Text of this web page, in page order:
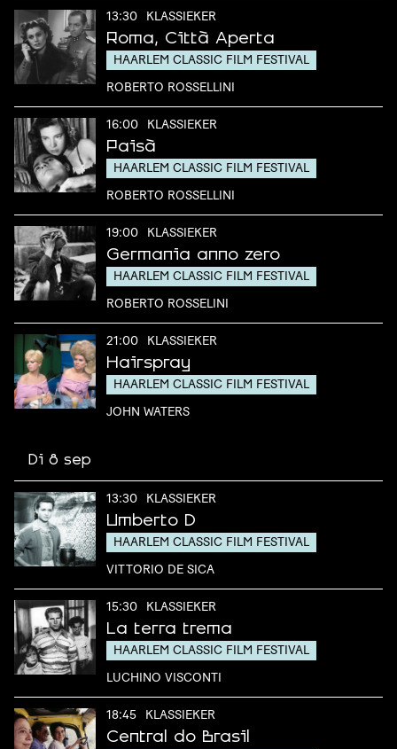
13:30 KLASSIEKER
Roma, Città Aperta
HAARLEM CLASSIC FILM FESTIVAL
ROBERTO ROSSELLINI
16:00 KLASSIEKER
Paisà
HAARLEM CLASSIC FILM FESTIVAL
ROBERTO ROSSELLINI
19:00 KLASSIEKER
Germania anno zero
HAARLEM CLASSIC FILM FESTIVAL
ROBERTO ROSSELINI
21:00 KLASSIEKER
Hairspray
HAARLEM CLASSIC FILM FESTIVAL
JOHN WATERS
Di 8 sep
13:30 KLASSIEKER
Umberto D
HAARLEM CLASSIC FILM FESTIVAL
VITTORIO DE SICA
15:30 KLASSIEKER
La terra trema
HAARLEM CLASSIC FILM FESTIVAL
LUCHINO VISCONTI
18:45 KLASSIEKER
Central do Brasil